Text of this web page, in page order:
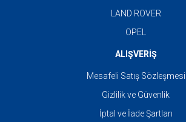
LAND ROVER
OPEL
ALIŞVERİŞ
Mesafeli Satış Sözleşmesi
Gizlilik ve Güvenlik
İptal ve İade Şartları